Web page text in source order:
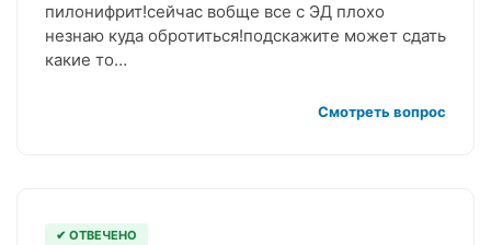
пилонифрит!сейчас вобще все с ЭД плохо
незнаю куда обротиться!подскажите может сдать
какие то…
Смотреть вопрос
✔ ОТВЕЧЕНО